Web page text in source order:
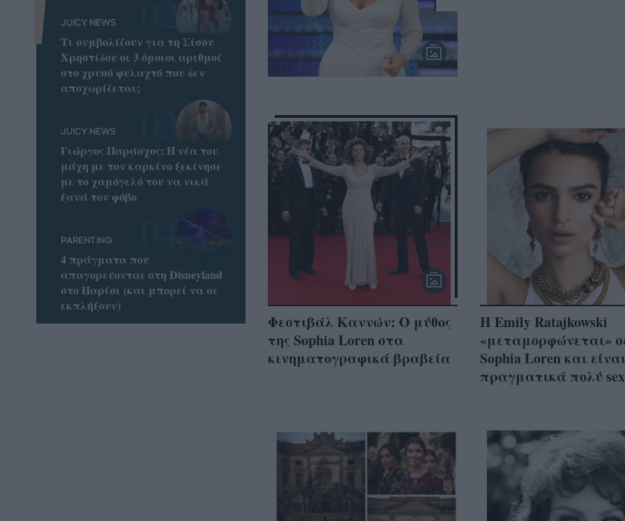
Φεστιβάλ Καννών: Ο μύθος
της Sophia Loren στα
κινηματογραφικά βραβεία
Η Emily Ratajkowski
«μεταμορφώνεται»
Sophia Loren και
πραγματικά πολύ
JUICY NEWS
Τι συμβολίζουν για τη Σίσσυ
Χρηστίδου οι 3 όμοιοι αριθμοί
στο χρυσό φυλαχτό που δεν
αποχωρίζεται;
JUICY NEWS
Γιώργος Παράσχος: Η νέα του
μάχη με τον καρκίνο ξεκίνησε
με το χαμόγελό του να νικά
ξανά τον φόβο
PARENTING
4 πράγματα που
απαγορεύονται στη Disneyland
στο Παρίσι (και μπορεί να σε
εκπλήξουν)